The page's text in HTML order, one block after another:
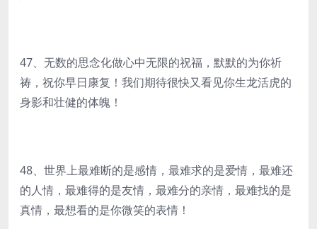
47、无数的思念化做心中无限的祝福，默默的为你祈
祷，祝你早日康复！我们期待很快又看见你生龙活虎的
身影和壮健的体魄！
48、世界上最难断的是感情，最难求的是爱情，最难还
的人情，最难得的是友情，最难分的亲情，最难找的是
真情，最想看的是你微笑的表情！